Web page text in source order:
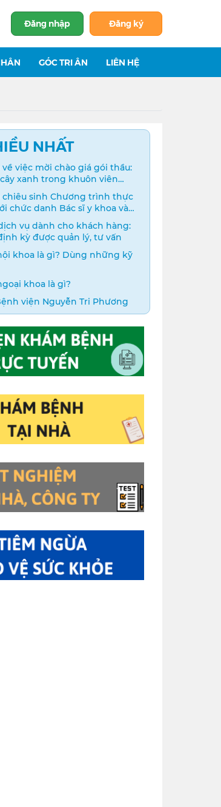
Đăng nhập Đăng ký
GÓC TRI ÂN LIÊN HỆ
NHẤT
việc mời chào giá gói thầu:
xanh trong khuôn viên
chiêu sinh Chương trình thực
chức danh Bác sĩ y khoa và
năm 2024
vụ dành cho khách hàng:
kỳ được quản lý, tư vấn
khoa là gì? Dùng những kỹ
khoa là gì?
viện Nguyễn Tri Phương